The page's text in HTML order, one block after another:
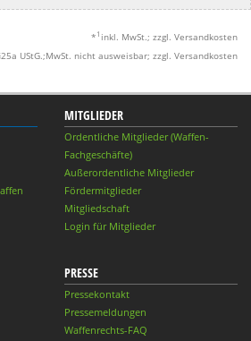
* 1 inkl. MwSt.; zzgl. Versandkosten
UStG.;MwSt. nicht ausweisbar; zzgl. Versandkosten
MITGLIEDER
Ordentliche Mitglieder (Waffen-
Fachgeschäfte)
Außerordentliche Mitglieder
Fördermitglieder
Mitgliedschaft
Login für Mitglieder
PRESSE
Pressekontakt
Pressemeldungen
Waffenrechts-FAQ